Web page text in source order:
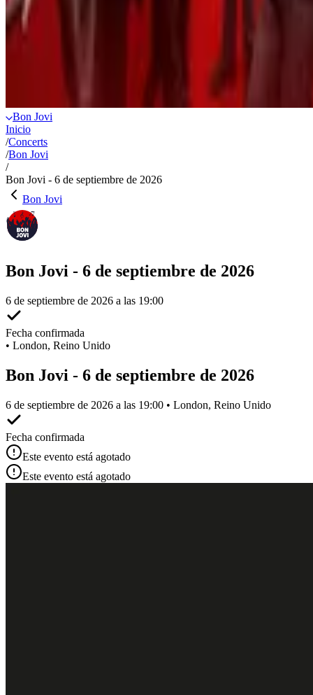
Bon Jovi
Inicio
/Concerts
/Bon Jovi
/
Bon Jovi - 6 de septiembre de 2026
Bon Jovi
Bon Jovi - 6 de septiembre de 2026
6 de septiembre de 2026 a las 19:00
Fecha confirmada
• London, Reino Unido
Bon Jovi - 6 de septiembre de 2026
6 de septiembre de 2026 a las 19:00 • London, Reino Unido
Fecha confirmada
Este evento está agotado
Este evento está agotado